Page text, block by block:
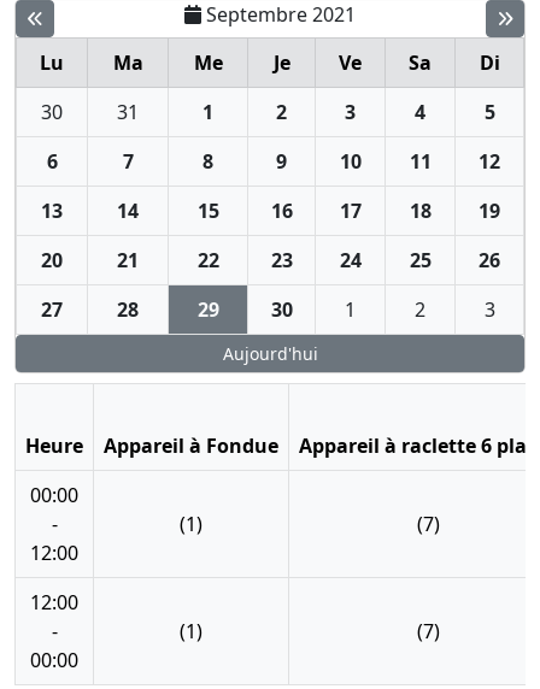
Septembre 2021
Lu
Ma Me Je Ve Sa
Di
30
31 1 2 3 4
5
6
7 8 9 10 11
12
13
14 15 16 17 18
19
20
21 22 23 24 25
26
27
28 29 30 1 2 3
Aujourd'hui
Heure Appareil à Fondue
Appareil à raclette 6
00:00
-
12:00
(1) (7)
12:00
-
00:00
(1) (7)